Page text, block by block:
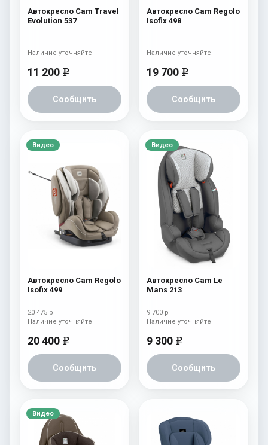
Автокресло Cam Travel
Evolution 537
11 200 e
Сообщить
Наличие уточняйте
Автокресло Cam Regolo
Isofix 498
19 700 e
Сообщить
Наличие уточняйте
Видео
Автокресло Cam Regolo
Isofix 499
20 475 р
20 400 e
Сообщить
Наличие уточняйте
Видео
Автокресло Cam Le
Mans 213
9 700 р
9 300 e
Сообщить
Наличие уточняйте
Видео